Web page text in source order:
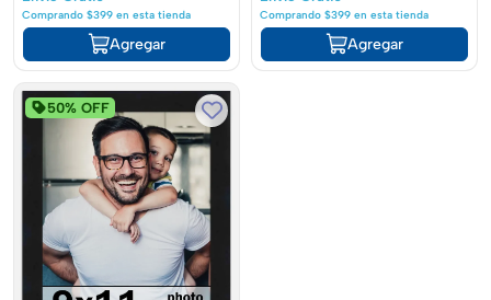
Comprando $399 en esta tienda
Agregar
Comprando $399 en esta tienda
Agregar
50% OFF